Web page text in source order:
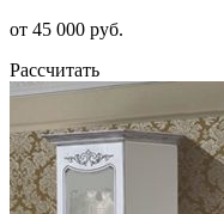
от 45 000 руб.
Рассчитать